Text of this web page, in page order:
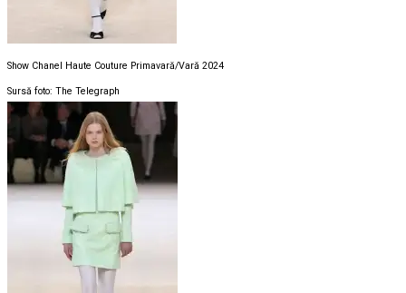
Show Chanel Haute Couture Primavară/Vară 2024
Sursă foto: The Telegraph